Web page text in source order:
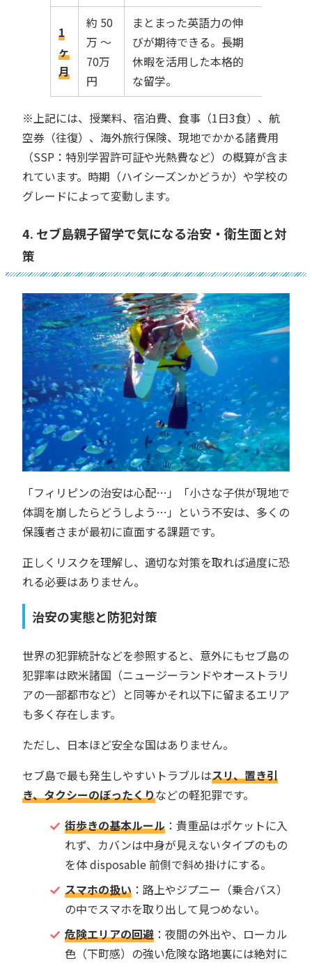
1
ヶ
月
約 50
万 〜
70万
円
まとまった英語力の伸
びが期待できる。長期
休暇を活用した本格的
な留学。
※上記には、授業料、宿泊費、食事（1日3食）、航
空券（往復）、海外旅行保険、現地でかかる諸費用
（SSP：特別学習許可証や光熱費など）の概算が含ま
れています。時期（ハイシーズンかどうか）や学校の
グレードによって変動します。
4. セブ島親子留学で気になる治安・衛生面と対
策
「フィリピンの治安は心配…」「小さな子供が現地で
体調を崩したらどうしよう…」という不安は、多くの
保護者さまが最初に直面する課題です。
正しくリスクを理解し、適切な対策を取れば過度に恐
れる必要はありません。
治安の実態と防犯対策
世界の犯罪統計などを参照すると、意外にもセブ島の
犯罪率は欧米諸国（ニュージーランドやオーストラリ
アの一部都市など）と同等かそれ以下に留まるエリア
も多く存在します。
ただし、日本ほど安全な国はありません。
セブ島で最も発生しやすいトラブルはスリ、置き引
き、タクシーのぼったくりなどの軽犯罪です。
街歩きの基本ルール：貴重品はポケットに入
れず、カバンは中身が見えないタイプのもの
を体 disposable 前側で斜め掛けにする。
スマホの扱い：路上やジプニー（乗合バス）
の中でスマホを取り出して見つめない。
危険エリアの回避：夜間の外出や、ローカル
色（下町感）の強い危険な路地裏には絶対に